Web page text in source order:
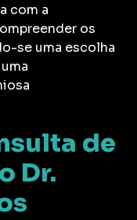
com a
os
se uma escolha
de
Dr.